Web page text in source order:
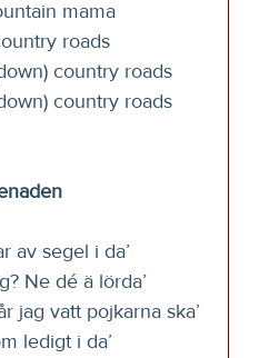
mama
roads
country roads
country roads
av segel i da’
Ne dé ä lörda’
jag vatt pojkarna ska’
ledigt i da’